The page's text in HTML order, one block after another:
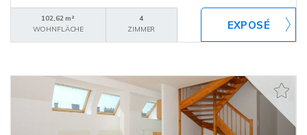
102,62 m²
WOHNFLÄCHE
4
ZIMMER